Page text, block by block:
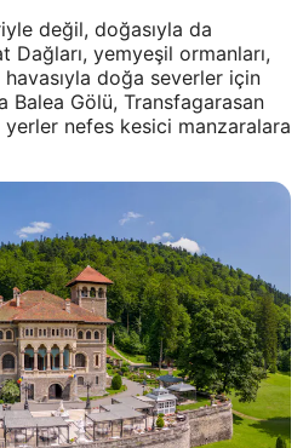
değil, doğasıyla da
Dağları, yemyeşil ormanları,
doğa severler için
Balea Gölü, Transfagarasan
nefes kesici manzaralara